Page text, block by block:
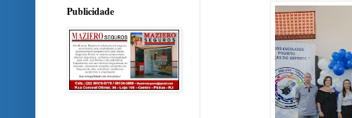
Publicidade